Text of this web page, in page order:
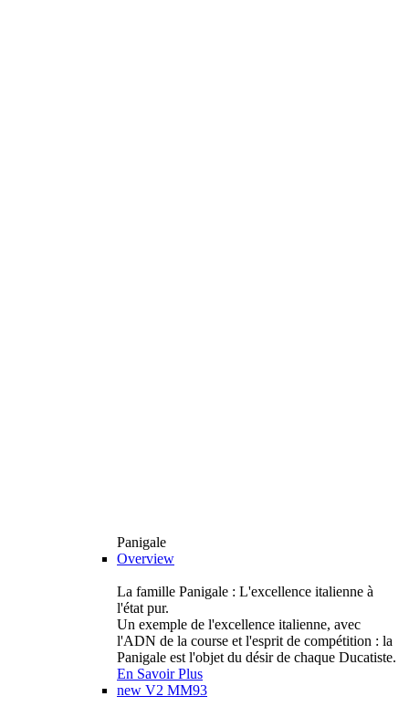
Panigale
Overview
La famille Panigale : L'excellence italienne à
l'état pur.
Un exemple de l'excellence italienne, avec
l'ADN de la course et l'esprit de compétition : la
Panigale est l'objet du désir de chaque Ducatiste.
En Savoir Plus
new V2 MM93